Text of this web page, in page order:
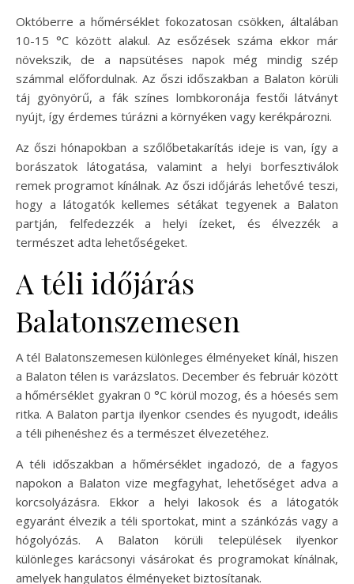
Októberre a hőmérséklet fokozatosan csökken, általában
10-15 °C között alakul. Az esőzések száma ekkor már
növekszik, de a napsütéses napok még mindig szép
számmal előfordulnak. Az őszi időszakban a Balaton körüli
táj gyönyörű, a fák színes lombkoronája festői látványt
nyújt, így érdemes túrázni a környéken vagy kerékpározni.
Az őszi hónapokban a szőlőbetakarítás ideje is van, így a
borászatok látogatása, valamint a helyi borfesztiválok
remek programot kínálnak. Az őszi időjárás lehetővé teszi,
hogy a látogatók kellemes sétákat tegyenek a Balaton
partján, felfedezzék a helyi ízeket, és élvezzék a
természet adta lehetőségeket.
A téli időjárás
Balatonszemesen
A tél Balatonszemesen különleges élményeket kínál, hiszen
a Balaton télen is varázslatos. December és február között
a hőmérséklet gyakran 0 °C körül mozog, és a hóesés sem
ritka. A Balaton partja ilyenkor csendes és nyugodt, ideális
a téli pihenéshez és a természet élvezetéhez.
A téli időszakban a hőmérséklet ingadozó, de a fagyos
napokon a Balaton vize megfagyhat, lehetőséget adva a
korcsolyázásra. Ekkor a helyi lakosok és a látogatók
egyaránt élvezik a téli sportokat, mint a szánkózás vagy a
hógolyózás. A Balaton körüli települések ilyenkor
különleges karácsonyi vásárokat és programokat kínálnak,
amelyek hangulatos élményeket biztosítanak.